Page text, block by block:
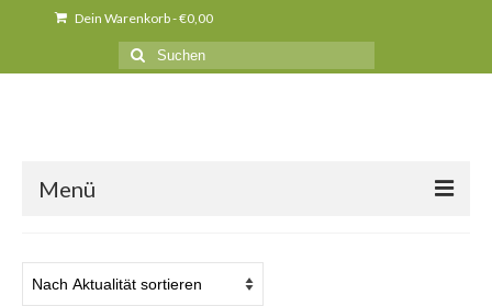
Dein Warenkorb-€0,00
Suche
nach:
Menü
News